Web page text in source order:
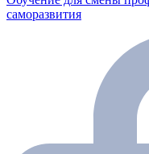
саморазвития